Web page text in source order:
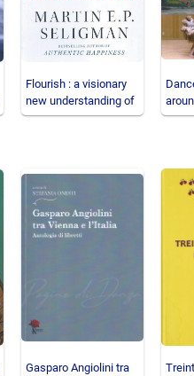
Flourish : a visionary
new understanding of
happiness and we
Gasparo Angiolini tra